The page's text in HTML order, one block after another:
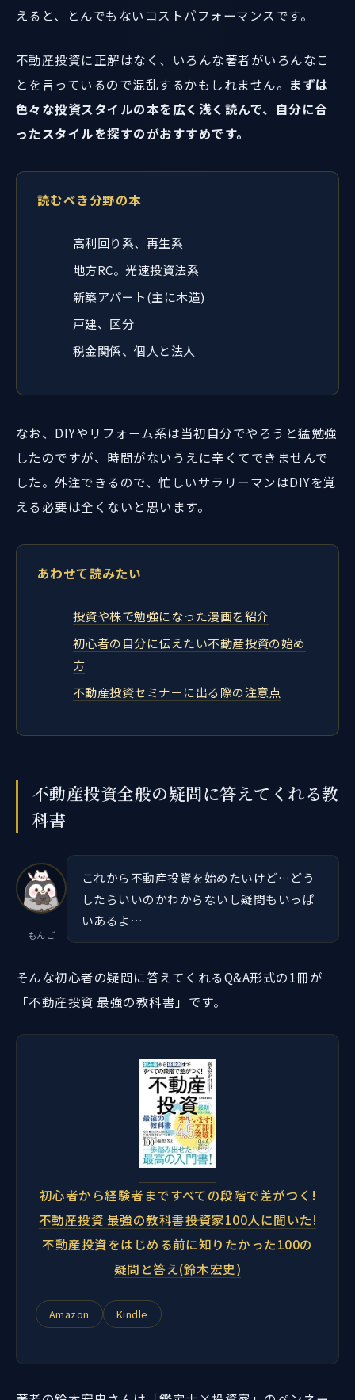
えると、とんでもないコストパフォーマンスです。
不動産投資に正解はなく、いろんな著者がいろんなこ
とを言っているので混乱するかもしれません。 まずは
色々な投資スタイルの本を広く浅く読んで、自分に合
ったスタイルを探すのがおすすめです。
読むべき分野の本
高利回り系、再生系
地方RC。光速投資法系
新築アパート(主に木造)
戸建、区分
税金関係、個人と法人
なお、DIYやリフォーム系は当初自分でやろうと猛勉強
したのですが、時間がないうえに辛くてできませんで
した。外注できるので、忙しいサラリーマンはDIYを覚
える必要は全くないと思います。
あわせて読みたい
投資や株で勉強になった漫画を紹介
初心者の自分に伝えたい不動産投資の始め
方
不動産投資セミナーに出る際の注意点
不動産投資全般の疑問に答えてくれる教
科書
もんご
これから不動産投資を始めたいけど…どう
したらいいのかわからないし疑問もいっぱ
いあるよ…
そんな初心者の疑問に答えてくれるQ&A形式の1冊が
「不動産投資 最強の教科書」です。
初心者から経験者まですべての段階で差がつく!
不動産投資 最強の教科書――投資家100人に聞いた!
不動産投資をはじめる前に知りたかった100の
疑問と答え(鈴木宏史)
Amazon Kindle